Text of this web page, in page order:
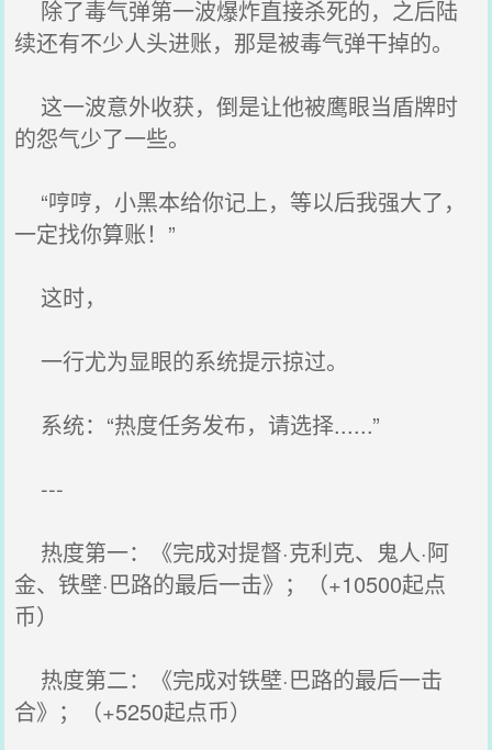
除了毒气弹第一波爆炸直接杀死的，之后陆
续还有不少人头进账，那是被毒气弹干掉的。
这一波意外收获，倒是让他被鹰眼当盾牌时
的怨气少了一些。
“哼哼，小黑本给你记上，等以后我强大了，
一定找你算账！”
这时，
一行尤为显眼的系统提示掠过。
系统：“热度任务发布，请选择......”
---
热度第一：《完成对提督·克利克、鬼人·阿
金、铁壁·巴路的最后一击》；（+10500起点
币）
热度第二：《完成对铁壁·巴路的最后一击
合》；（+5250起点币）